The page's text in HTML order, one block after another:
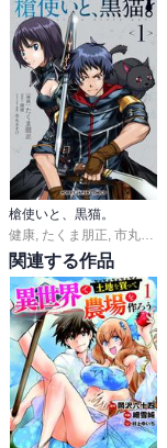
槍使いと、黒猫。
健康 たくま朋正 市丸きすけ
関連する作品